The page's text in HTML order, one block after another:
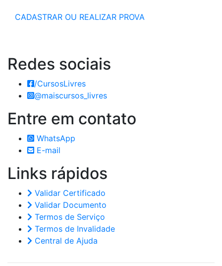
CADASTRAR OU REALIZAR PROVA
Redes sociais
/CursosLivres
@maiscursos_livres
Entre em contato
WhatsApp
E-mail
Links rápidos
Validar Certificado
Validar Documento
Termos de Serviço
Termos de Invalidade
Central de Ajuda